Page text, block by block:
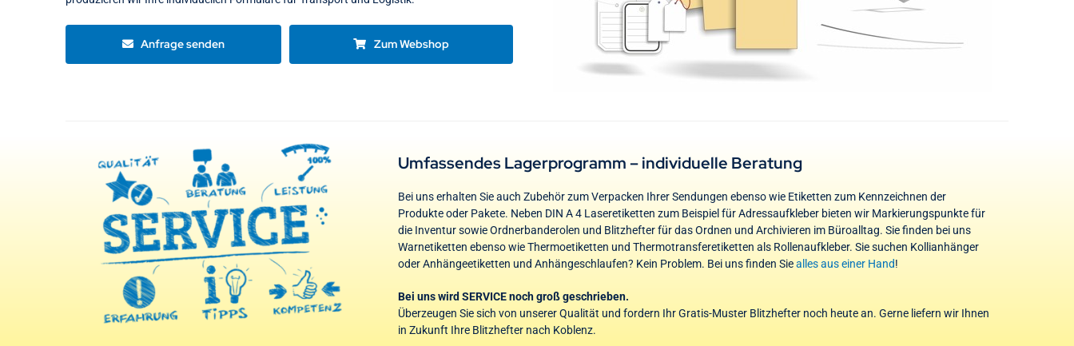
Anfrage senden Zum Webshop
Umfassendes Lagerprogramm – individuelle Beratung
Bei uns erhalten Sie auch Zubehör zum Verpacken Ihrer Sendungen ebenso wie Etiketten zum Kennzeichnen der
Produkte oder Pakete. Neben DIN A 4 Laseretiketten zum Beispiel für Adressaufkleber bieten wir Markierungspunkte für
die Inventur sowie Ordnerbanderolen und Blitzhefter für das Ordnen und Archivieren im Büroalltag. Sie finden bei uns
Warnetiketten ebenso wie Thermoetiketten und Thermotransferetiketten als Rollenaufkleber. Sie suchen Kollianhänger
oder Anhängeetiketten und Anhängeschlaufen? Kein Problem. Bei uns finden Siealles aus einer Hand!
Bei uns wird SERVICE noch groß geschrieben.
Überzeugen Sie sich von unserer Qualität und fordern Ihr Gratis-Muster Blitzhefter noch heute an. Gerne liefern wir Ihnen
in Zukunft Ihre Blitzhefter nach Koblenz.